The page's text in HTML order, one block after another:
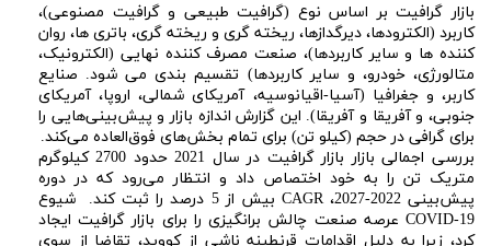
بازار گرافیت بر اساس نوع (گرافیت طبیعی و گرافیت مصنوعی)،
کاربرد (الکترودها، دیرگدازها، ریخته گری و ریخته گری، باتری ها، روان
کننده ها و سایر کاربردها)، صنعت مصرف کننده نهایی (الکترونیک،
متالورژی، خودرو، و سایر کاربردها) تقسیم بندی می شود. صنایع
کاربر، و جغرافیا (آسیا-اقیانوسیه، آمریکای شمالی، اروپا، آمریکای
جنوبی، و آفریقا و آفریقا). این گزارش اندازه بازار و پیش‌بینی‌هایی را
برای گرافی در حجم (کیلو تن) برای تمام بخش‌های فوق‌العاده می‌کند.
بررسی اجمالی بازار بازار گرافیت در سال 2021 حدود 2700 کیلوگرم
متریک تن را به خود اختصاص داد و انتظار می‌رود که در دوره
پیش‌بینی 2022-2027، CAGR بیش از 5 درصد را ثبت کند. شیوع
COVID-19 عرصه صنعت چالش برانگیزی را برای بازار گرافیت ایجاد
کرد، زیرا به دلیل اقدامات قرنطینه ناشی از کووید، تقاضا از سوی